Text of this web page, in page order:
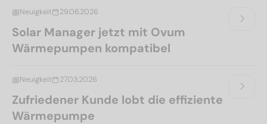
Neuigkeit 29.06.2026
Solar Manager jetzt mit Ovum
Wärmepumpen kompatibel
Neuigkeit 27.03.2026
Zufriedener Kunde lobt die effiziente
Wärmepumpe